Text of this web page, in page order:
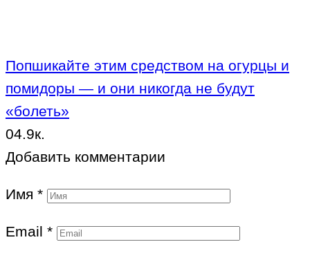
Попшикайте этим средством на огурцы и
помидоры — и они никогда не будут
«болеть»
04.9к.
Добавить комментарии
Имя *
Email *